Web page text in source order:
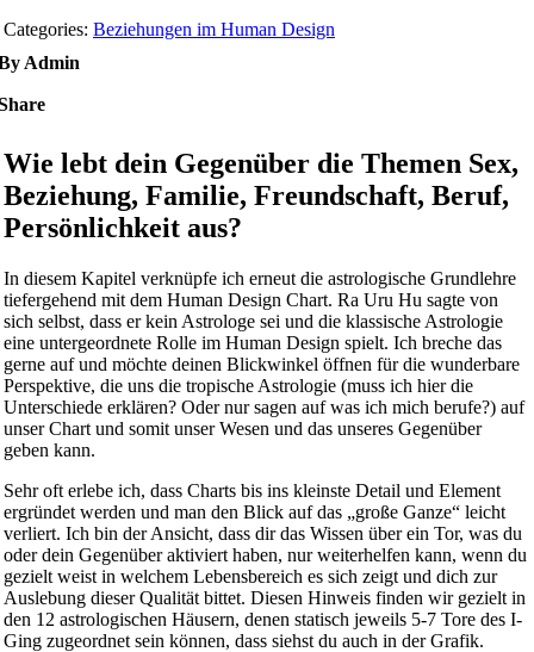
Categories: Beziehungen im Human Design
Admin
Wie lebt dein Gegenüber die Themen Sex,
Beziehung, Familie, Freundschaft, Beruf,
Persönlichkeit aus?
In diesem Kapitel verknüpfe ich erneut die astrologische Grundlehre
tiefergehend mit dem Human Design Chart. Ra Uru Hu sagte von
sich selbst, dass er kein Astrologe sei und die klassische Astrologie
eine untergeordnete Rolle im Human Design spielt. Ich breche das
gerne auf und möchte deinen Blickwinkel öffnen für die wunderbare
Perspektive, die uns die tropische Astrologie (muss ich hier die
Unterschiede erklären? Oder nur sagen auf was ich mich berufe?) auf
unser Chart und somit unser Wesen und das unseres Gegenüber
geben kann.
Sehr oft erlebe ich, dass Charts bis ins kleinste Detail und Element
ergründet werden und man den Blick auf das „große Ganze“ leicht
verliert. Ich bin der Ansicht, dass dir das Wissen über ein Tor, was du
oder dein Gegenüber aktiviert haben, nur weiterhelfen kann, wenn du
gezielt weist in welchem Lebensbereich es sich zeigt und dich zur
Auslebung dieser Qualität bittet. Diesen Hinweis finden wir gezielt in
den 12 astrologischen Häusern, denen statisch jeweils 5-7 Tore des I-
Ging zugeordnet sein können, dass siehst du auch in der Grafik.